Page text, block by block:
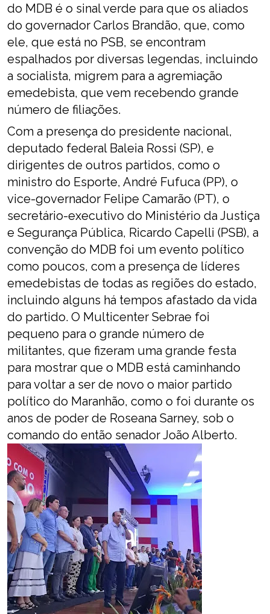
do MDB é o sinal verde para que os aliados
do governador Carlos Brandão, que, como
ele, que está no PSB, se encontram
espalhados por diversas legendas, incluindo
a socialista, migrem para a agremiação
emedebista, que vem recebendo grande
número de filiações.
Com a presença do presidente nacional,
deputado federal Baleia Rossi (SP), e
dirigentes de outros partidos, como o
ministro do Esporte, André Fufuca (PP), o
vice-governador Felipe Camarão (PT), o
secretário-executivo do Ministério da Justiça
e Segurança Pública, Ricardo Capelli (PSB), a
convenção do MDB foi um evento político
como poucos, com a presença de líderes
emedebistas de todas as regiões do estado,
incluindo alguns há tempos afastado da vida
do partido. O Multicenter Sebrae foi
pequeno para o grande número de
militantes, que fizeram uma grande festa
para mostrar que o MDB está caminhando
para voltar a ser de novo o maior partido
político do Maranhão, como o foi durante os
anos de poder de Roseana Sarney, sob o
comando do então senador João Alberto.